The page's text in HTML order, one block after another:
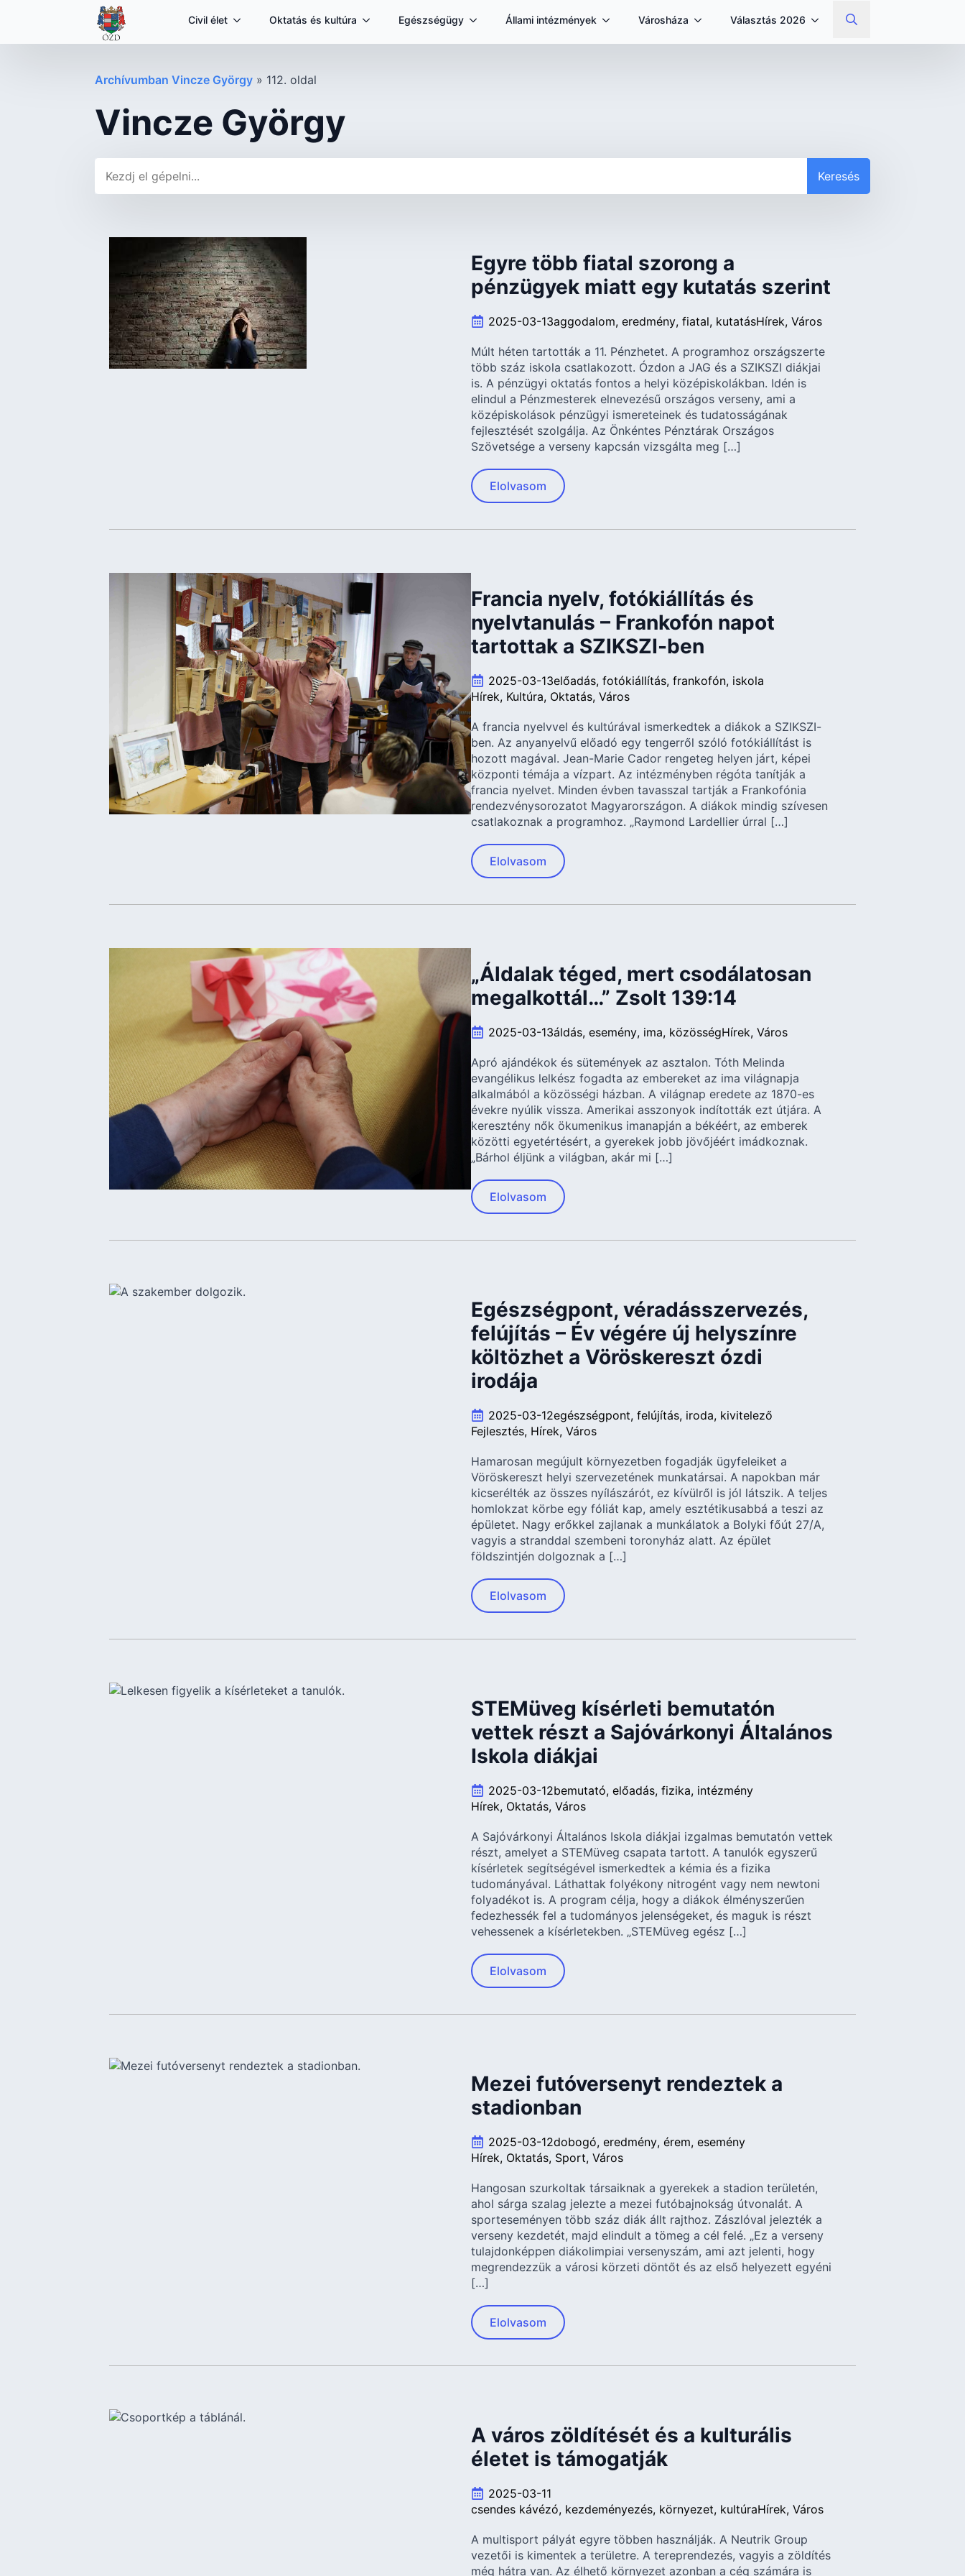
Civil élet Oktatás és kultúra Egészségügy Állami intézmények Városháza Választás 2026
Search
Archívumban Vincze György » 112. oldal
Vincze György
Keresés
Egyre több fiatal szorong a
pénzügyek miatt egy kutatás szerint
2025-03-13aggodalom eredmény fiatal kutatásHírek Város
Múlt héten tartották a 11. Pénzhetet. A programhoz országszerte
több száz iskola csatlakozott. Ózdon a JAG és a SZIKSZI diákjai
is. A pénzügyi oktatás fontos a helyi középiskolákban. Idén is
elindul a Pénzmesterek elnevezésű országos verseny, ami a
középiskolások pénzügyi ismereteinek és tudatosságának
fejlesztését szolgálja. Az Önkéntes Pénztárak Országos
Szövetsége a verseny kapcsán vizsgálta meg […]
Elolvasom
Francia nyelv, fotókiállítás és
nyelvtanulás – Frankofón napot
tartottak a SZIKSZI-ben
2025-03-13előadás fotókiállítás frankofón iskola
Hírek Kultúra Oktatás Város
A francia nyelvvel és kultúrával ismerkedtek a diákok a SZIKSZI-
ben. Az anyanyelvű előadó egy tengerről szóló fotókiállítást is
hozott magával. Jean-Marie Cador rengeteg helyen járt, képei
központi témája a vízpart. Az intézményben régóta tanítják a
francia nyelvet. Minden évben tavasszal tartják a Frankofónia
rendezvénysorozatot Magyarországon. A diákok mindig szívesen
csatlakoznak a programhoz. „Raymond Lardellier úrral […]
Elolvasom
„Áldalak téged, mert csodálatosan
megalkottál…” Zsolt 139:14
2025-03-13áldás esemény ima közösségHírek Város
Apró ajándékok és sütemények az asztalon. Tóth Melinda
evangélikus lelkész fogadta az embereket az ima világnapja
alkalmából a közösségi házban. A világnap eredete az 1870-es
évekre nyúlik vissza. Amerikai asszonyok indították ezt útjára. A
keresztény nők ökumenikus imanapján a békéért, az emberek
közötti egyetértésért, a gyerekek jobb jövőjéért imádkoznak.
„Bárhol éljünk a világban, akár mi […]
Elolvasom
Egészségpont, véradásszervezés,
felújítás – Év végére új helyszínre
költözhet a Vöröskereszt ózdi
irodája
2025-03-12egészségpont felújítás iroda kivitelező
Fejlesztés Hírek Város
Hamarosan megújult környezetben fogadják ügyfeleiket a
Vöröskereszt helyi szervezetének munkatársai. A napokban már
kicserélték az összes nyílászárót, ez kívülről is jól látszik. A teljes
homlokzat körbe egy fóliát kap, amely esztétikusabbá a teszi az
épületet. Nagy erőkkel zajlanak a munkálatok a Bolyki főút 27/A,
vagyis a stranddal szembeni toronyház alatt. Az épület
földszintjén dolgoznak a […]
Elolvasom
STEMüveg kísérleti bemutatón
vettek részt a Sajóvárkonyi Általános
Iskola diákjai
2025-03-12bemutató előadás fizika intézmény
Hírek Oktatás Város
A Sajóvárkonyi Általános Iskola diákjai izgalmas bemutatón vettek
részt, amelyet a STEMüveg csapata tartott. A tanulók egyszerű
kísérletek segítségével ismerkedtek a kémia és a fizika
tudományával. Láthattak folyékony nitrogént vagy nem newtoni
folyadékot is. A program célja, hogy a diákok élményszerűen
fedezhessék fel a tudományos jelenségeket, és maguk is részt
vehessenek a kísérletekben. „STEMüveg egész […]
Elolvasom
Mezei futóversenyt rendeztek a
stadionban
2025-03-12dobogó eredmény érem esemény
Hírek Oktatás Sport Város
Hangosan szurkoltak társaiknak a gyerekek a stadion területén,
ahol sárga szalag jelezte a mezei futóbajnokság útvonalát. A
sporteseményen több száz diák állt rajthoz. Zászlóval jelezték a
verseny kezdetét, majd elindult a tömeg a cél felé. „Ez a verseny
tulajdonképpen diákolimpiai versenyszám, ami azt jelenti, hogy
megrendezzük a városi körzeti döntőt és az első helyezett egyéni
[…]
Elolvasom
A város zöldítését és a kulturális
életet is támogatják
2025-03-11
csendes kávézó kezdeményezés környezet kultúraHírek Város
A multisport pályát egyre többen használják. A Neutrik Group
vezetői is kimentek a területre. A tereprendezés, vagyis a zöldítés
még hátra van. Az élhető környezet azonban a cég számára is